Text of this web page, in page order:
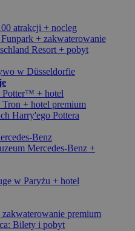
atrakcji + nocleg
+ zakwaterowanie
Resort + pobyt
w Düsseldorfie
Potter™ + hotel
+ hotel premium
Harry'ego Pottera
Benz
Mercedes-Benz +
w Paryżu + hotel
premium
Bilety i pobyt